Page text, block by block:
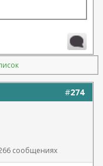
#274
сообщениях